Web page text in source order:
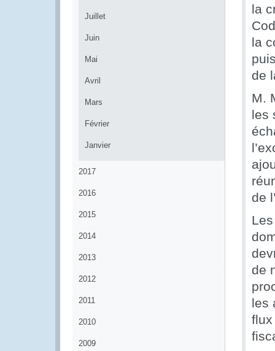
Juillet
Juin
Mai
Avril
Mars
Février
Janvier
2017
2016
2015
2014
2013
2012
2011
2010
2009
la
la
de
M.
les
de
de
les